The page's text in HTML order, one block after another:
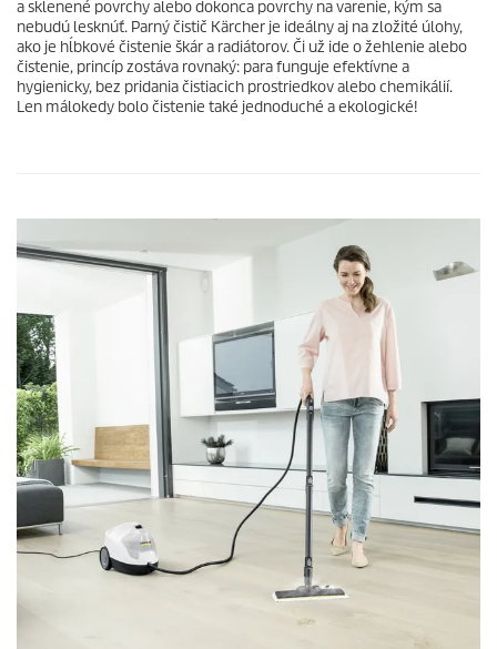
a sklenené povrchy alebo dokonca povrchy na varenie, kým sa
nebudú lesknúť. Parný čistič Kärcher je ideálny aj na zložité úlohy,
ako je hĺbkové čistenie škár a radiátorov. Či už ide o žehlenie alebo
čistenie, princíp zostáva rovnaký: para funguje efektívne a
hygienicky, bez pridania čistiacich prostriedkov alebo chemikálií.
Len málokedy bolo čistenie také jednoduché a ekologické!